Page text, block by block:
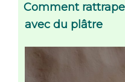
Comment
avec du plâtre